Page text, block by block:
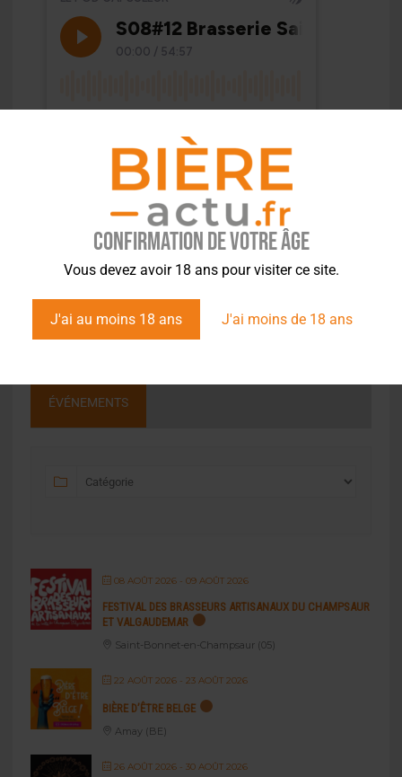
Confirmation de votre âge
Vous devez avoir 18 ans pour visiter ce site.
J'ai au moins 18 ans J'ai moins de 18 ans
ÉVÉNEMENTS
08 AOÛT 2026- 09 AOÛT 2026
FESTIVAL DES BRASSEURS ARTISANAUX DU CHAMPSAUR
ET VALGAUDEMAR
Saint-Bonnet-en-Champsaur (05)
22 AOÛT 2026- 23 AOÛT 2026
BIÈRE D’ÊTRE BELGE
Amay (BE)
26 AOÛT 2026- 30 AOÛT 2026